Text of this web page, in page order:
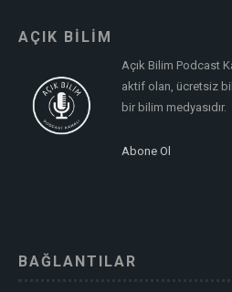
AÇIK BİLİM
Açık Bilim Podcast
aktif olan, ücretsiz
bir bilim medyasıdır.
Abone Ol
BAĞLANTILAR